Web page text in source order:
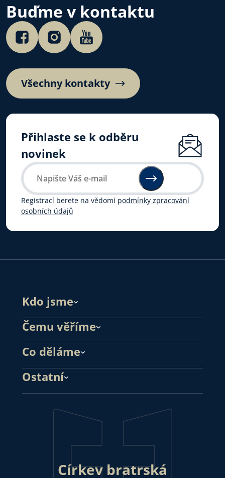
Buďme v kontaktu
Všechny kontakty
Přihlaste se k odběru
novinek
Registrací berete na vědomí podmínky zpracování
osobních údajů
Kdo jsme
Čemu věříme
Co děláme
Ostatní
Církev bratrská